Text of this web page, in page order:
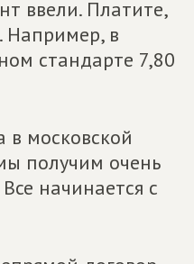
ввели. Платите,
Например, в
стандарте 7,80
в московской
получим очень
начинается с